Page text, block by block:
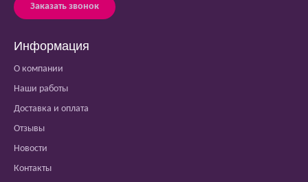
Заказать звонок
Информация
О компании
Наши работы
Доставка и оплата
Отзывы
Новости
Контакты